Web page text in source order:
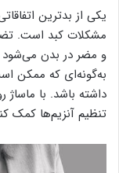
یکی از بدترین
مشکلات کبد است.
و مضر در بدن می‌شود
به‌گونه‌ای که ممکن
داشته باشد. با ماساژ
تنظیم آنزیم‌ها کمک